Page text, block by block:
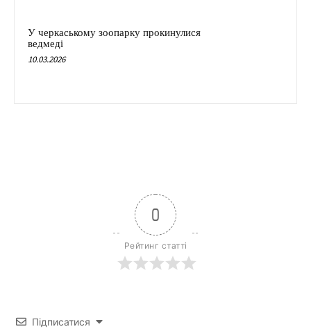
У черкаському зоопарку прокинулися
ведмеді
10.03.2026
0
Рейтинг статті
Підписатися